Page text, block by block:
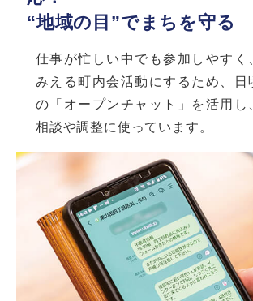
“地域の目”でまちを守る
仕事が忙しい中でも参加しやすく
みえる町内会活動にするため、日
の「オープンチャット」を活用し
相談や調整に使っています。